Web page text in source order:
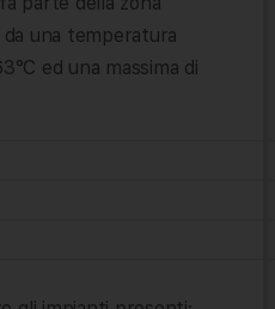
una temperatura
ed una massima di